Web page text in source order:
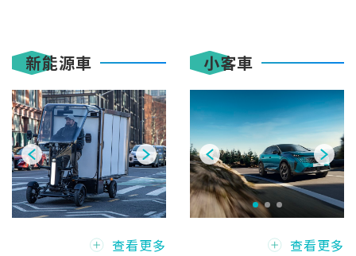
新能源車
查看更多
小客車
查看更多